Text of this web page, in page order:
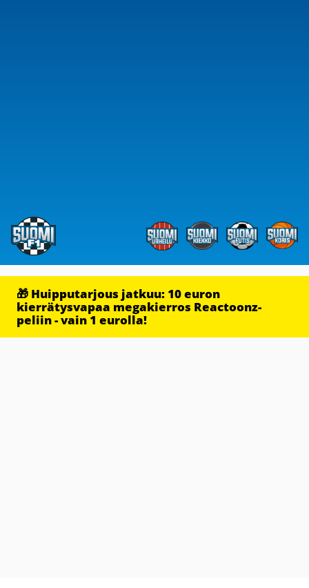
🎁 Huipputarjous jatkuu: 10 euron
kierrätysvapaa megakierros Reactoonz-
peliin - vain 1 eurolla!